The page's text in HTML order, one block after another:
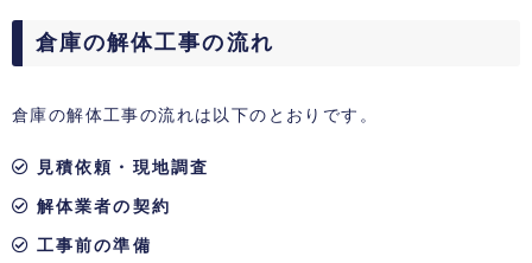
倉庫の解体工事の流れ
倉庫の解体工事の流れは以下のとおりです。
見積依頼・現地調査
解体業者の契約
工事前の準備